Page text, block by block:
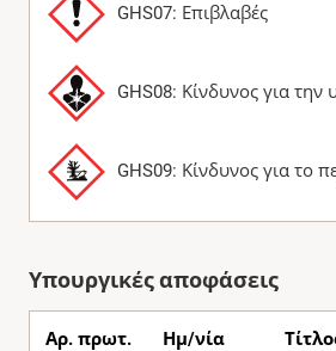
GHS07: Επιβλαβές
GHS08: Κίνδυνος για την
GHS09: Κίνδυνος για το
Υπουργικές αποφάσεις
Αρ. πρωτ. Ημ/νία